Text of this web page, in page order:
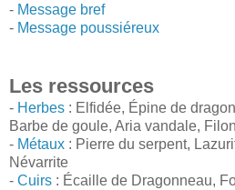
- Message bref
- Message poussiéreux
Les ressources
- Herbes : Elfidée, Épine de
Barbe de goule, Aria vandale,
- Métaux : Pierre du serpent,
Névarrite
- Cuirs : Écaille de Dragonneau,